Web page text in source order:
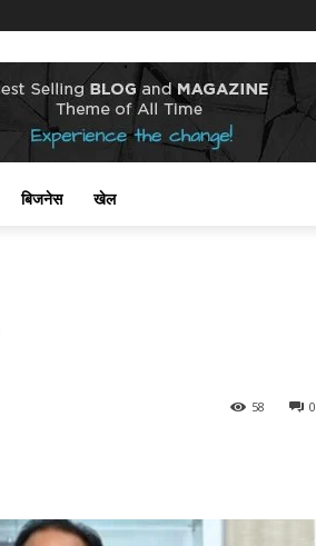
बिजनेस खेल
0
58